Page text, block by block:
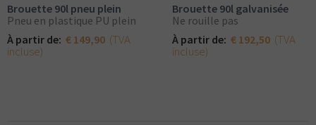
Brouette 90l pneu plein
Pneu en plastique PU plein
À partir de: € 149,90 (TVA
incluse)
Brouette 90l galvanisée
Ne rouille pas
À partir de: € 192,50 (TVA
incluse)